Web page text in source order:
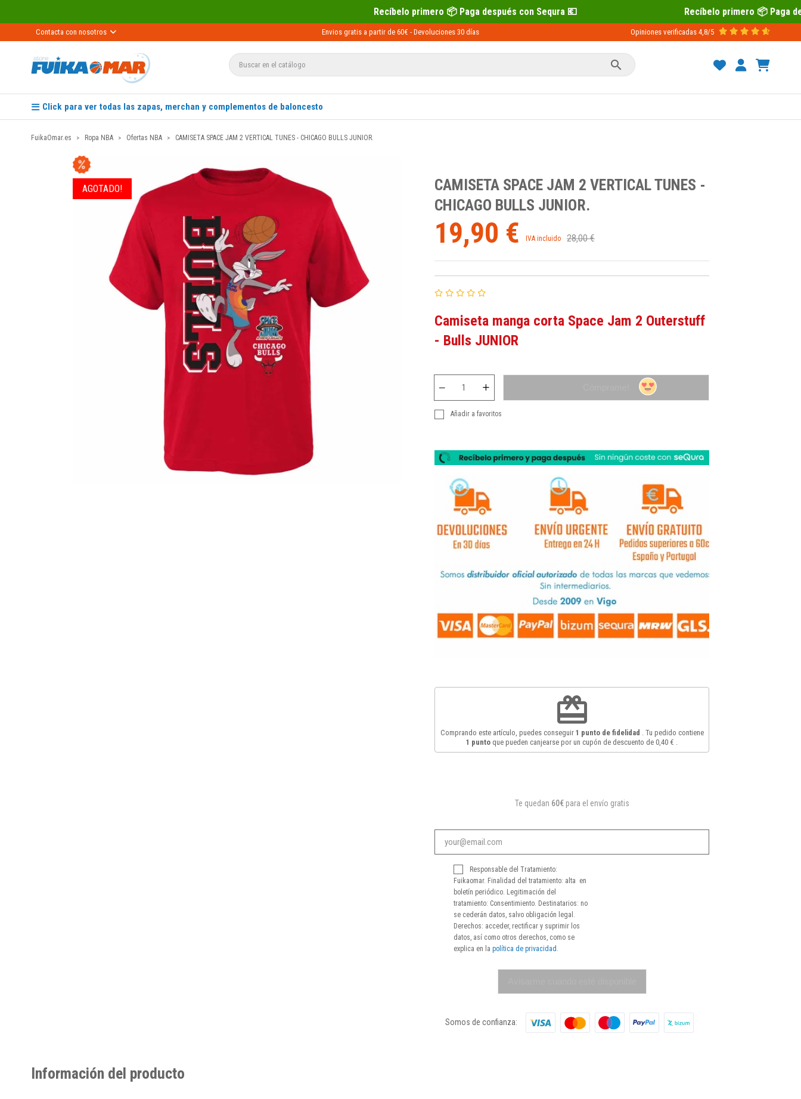
Recíbelo primero 📦 Paga después con Sequra 💶 Recíbelo primero 📦 Paga después con
Contacta con nosotros Envios gratis a partir de 60€ - Devoluciones 30 días Opiniones verificadas 4,8/5

Click para ver todas las zapas, merchan y complementos de baloncesto
FuikaOmar.es Ropa NBA Ofertas NBA CAMISETA SPACE JAM 2 VERTICAL TUNES - CHICAGO BULLS JUNIOR.
AGOTADO!
CAMISETA SPACE JAM 2 VERTICAL TUNES -
CHICAGO BULLS JUNIOR.
19,90 € IVA incluido 28,00 €
Camiseta manga corta Space Jam 2 Outerstuff
- Bulls JUNIOR
Añadir a favoritos
redeem
Comprando este artículo, puedes conseguir 1 punto de fidelidad . Tu pedido contiene
1 punto que pueden canjearse por un cupón de descuento de 0,40 €
Te quedan 60€para el envío gratis
Responsable del Tratamiento:
Fuikaomar. Finalidad del tratamiento: alta en
boletín periódico. Legitimación del
tratamiento: Consentimiento. Destinatarios: no
se cederán datos, salvo obligación legal.
Derechos: acceder, rectificar y suprimir los
datos, así como otros derechos, como se
explica en la política de privacidad
Somos de confianza:
Información del producto